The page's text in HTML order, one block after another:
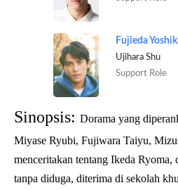
Fujieda
Ujihara Shu
Support Role
Sinopsis: Dorama yang
Miyase Ryubi, Fujiwara Taiyu,
menceritakan tentang Ikeda
tanpa diduga, diterima di sekolah